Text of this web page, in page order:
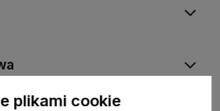
plikami cookie